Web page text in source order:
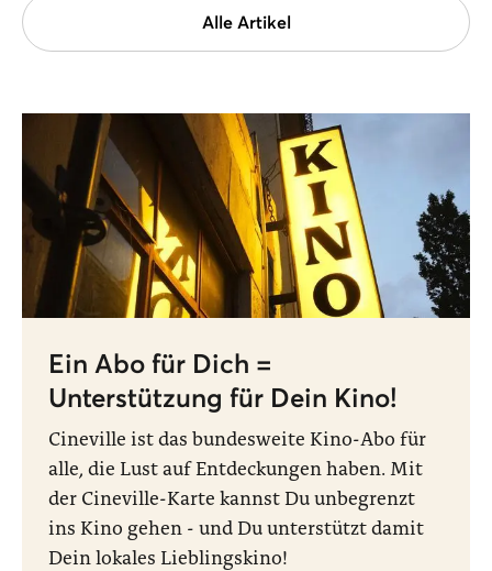
Alle Artikel
Ein Abo für Dich =
Unterstützung für Dein Kino!
Cineville ist das bundesweite Kino-Abo für
alle, die Lust auf Entdeckungen haben. Mit
der Cineville-Karte kannst Du unbegrenzt
ins Kino gehen - und Du unterstützt damit
Dein lokales Lieblingskino!